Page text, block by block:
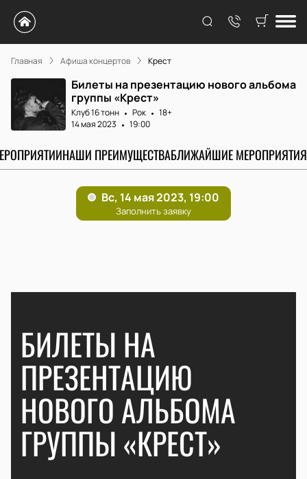
Главная Афиша концертов Крест
Билеты на презентацию нового альбома
группы «Крест»
Клуб 16 тонн Рок
18+
14 мая 2023
19:00
НАШИ ПРЕИМУЩЕСТВАБЛИЖАЙШИЕ МЕРОПРИЯТИЯ
БИЛЕТЫ НА
ПРЕЗЕНТАЦИЮ
НОВОГО АЛЬБОМА
ГРУППЫ «КРЕСТ»